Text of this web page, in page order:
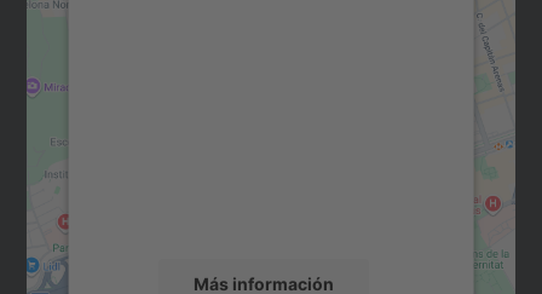
Más información